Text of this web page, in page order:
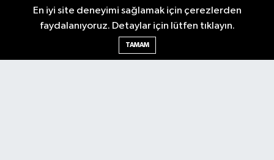
Künye Ekonomi Gündem Yazarlar
Spor
Sonsöz Özel
En iyi site deneyimi sağlamak için çerezlerden
faydalanıyoruz. Detaylar için lütfen tıklayın.
TAMAM